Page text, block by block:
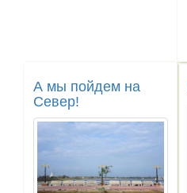
А мы пойдем на
Север!